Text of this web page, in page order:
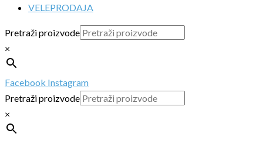
VELEPRODAJA
Pretraži proizvode
×
Facebook Instagram
Pretraži proizvode
×